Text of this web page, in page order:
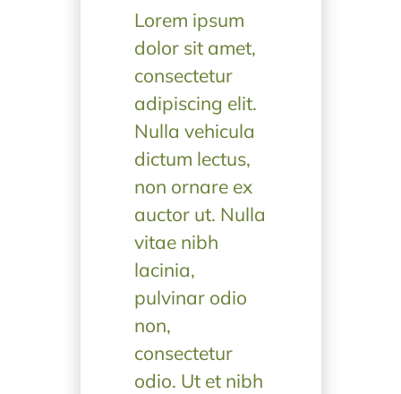
Lorem ipsum
dolor sit amet,
consectetur
adipiscing elit.
Nulla vehicula
dictum lectus,
non ornare ex
auctor ut. Nulla
vitae nibh
lacinia,
pulvinar odio
non,
consectetur
odio. Ut et nibh